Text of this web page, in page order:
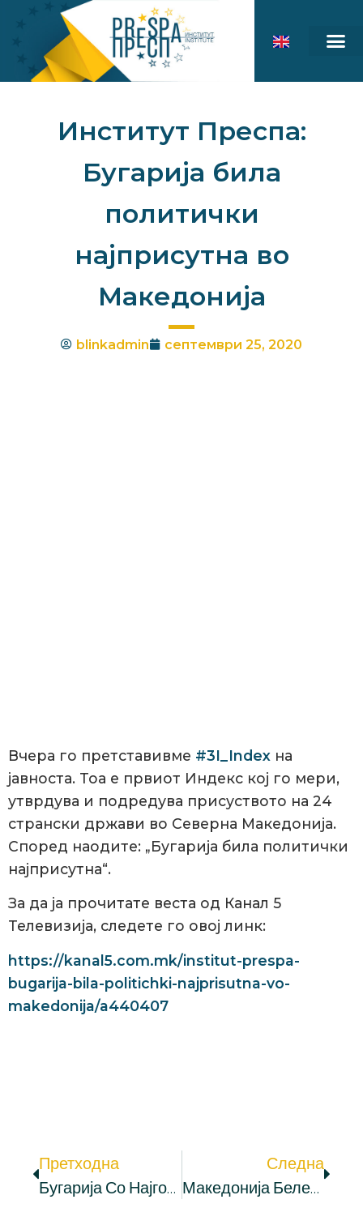
Институт Преспа:
Бугарија била
политички
најприсутна во
Македонија
blinkadmin септември 25, 2020
Вчера го претставивме #3I_Index на
јавноста. Тоа е првиот Индекс кој го мери,
утврдува и подредува присуството на 24
странски држави во Северна Македонија.
Според наодите: „Бугарија била политички
најприсутна“.
За да ја прочитате веста од Канал 5
Телевизија, следете го овој линк:
https://kanal5.com.mk/institut-prespa-
bugarija-bila-politichki-najprisutna-vo-
makedonija/a440407
Претходна
Бугарија Со Најголемо Политичко Присуство Во Македонија
Следна
Македонија Бележи Добар Напредок, Но Реформите Мора Да Се Засилат, Ценат Експертите